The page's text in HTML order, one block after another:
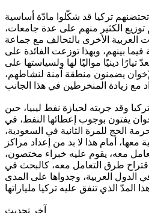
تركيا قد شكّلوا مادّة أساسية
توزيع الكثير منهم على عدة جامعات،
العربية الأخرى بالتحالف مع جماعة
فيما بينهم، وبهذا توزعت الفائدة على
تيارًا دينيًا مواليًا لها ولسياستها على
يضمنون منطقة آمنة لنشاطهم،
وقد جربته لحيازة نفط ليبيا، حين
يفتون بوجوب إعطائها النفط، في
الحج للمرة الثانية في السعودية،
أمام هذا لا بد من إعداد مراكز
معه، يقوم عليه خبراء مختصون،
طرق التعامل معه، كالبحث في
الدول العربية، وجدواها على المدى
آخر تحديث